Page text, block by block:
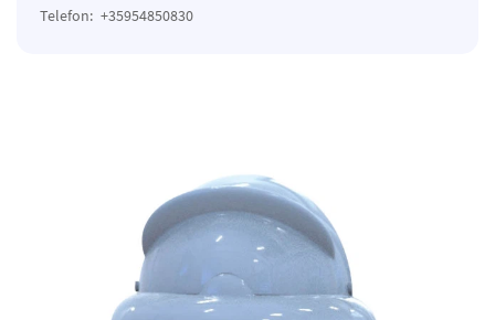
Telefon: +35954850830